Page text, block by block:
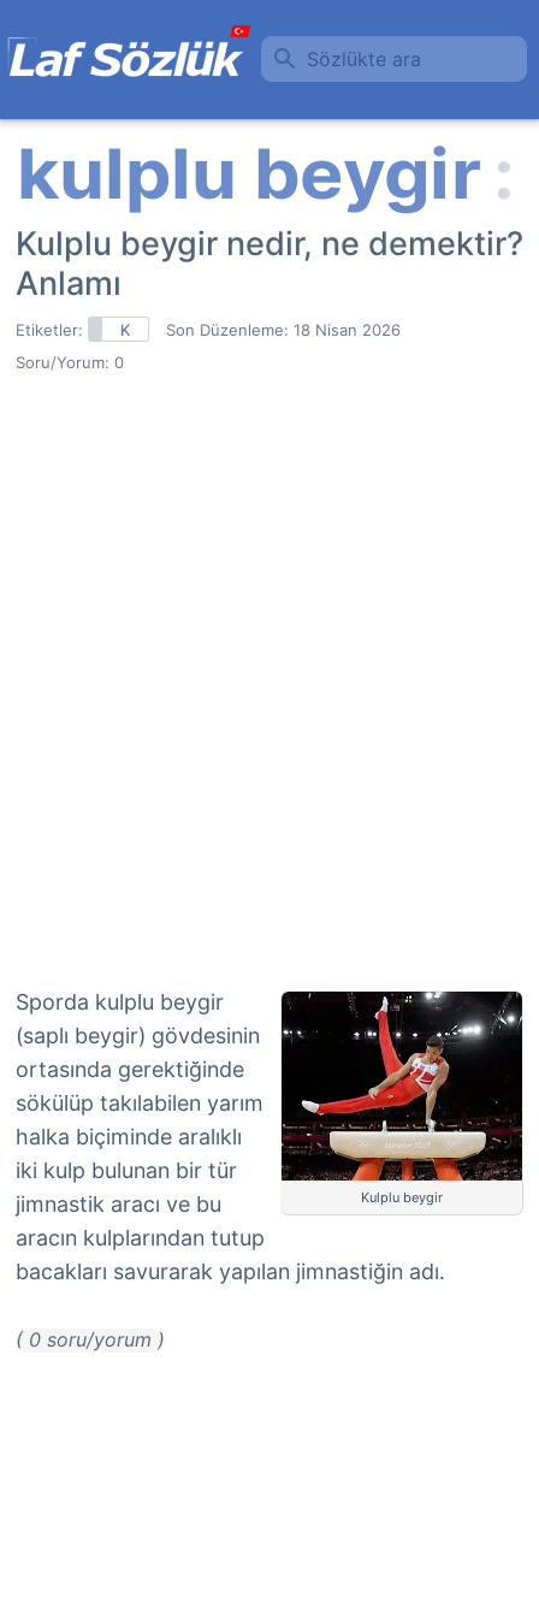
Sözlükte ara
Kulplu beygir nedir, ne demektir?
Anlamı
Etiketler: K Son Düzenleme: 18 Nisan 2026
Soru/Yorum: 0
Kulplu beygir
Sporda kulplu beygir
(saplı beygir) gövdesinin
ortasında gerektiğinde
sökülüp takılabilen yarım
halka biçiminde aralıklı
iki kulp bulunan bir tür
jimnastik aracı ve bu
aracın kulplarından tutup
bacakları savurarak yapılan jimnastiğin adı.
( 0 soru/yorum )